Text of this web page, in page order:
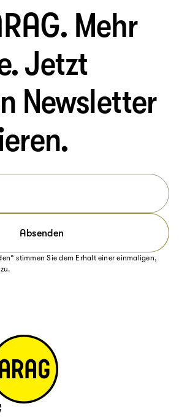
Mehr
Jetzt
Newsletter
Absenden
stimmen Sie dem Erhalt einer einmaligen,